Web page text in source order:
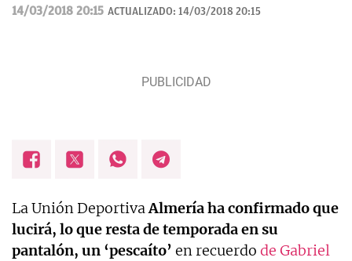
14/03/2018 20:15 ACTUALIZADO: 14/03/2018 20:15
La Unión DeportivaAlmería ha confirmado que
lucirá, lo que resta de temporada en su
pantalón, un ‘pescaíto’ en recuerdo de Gabriel